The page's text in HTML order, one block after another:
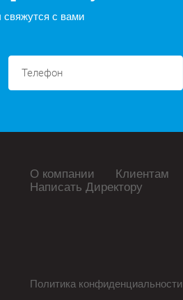
с вами
О компании Клиентам
Написать Директору
Политика конфиденциальности